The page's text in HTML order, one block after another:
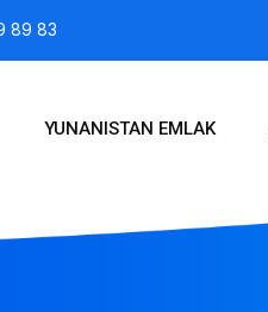
89 83
YUNANISTAN EMLAK